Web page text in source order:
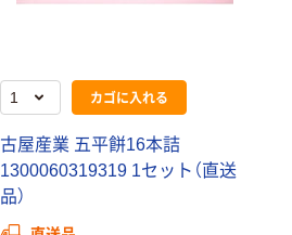
カゴに入れる
古屋産業 五平餅16本詰
1300060319319 1セット（直送
品）